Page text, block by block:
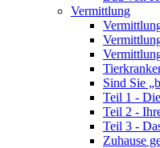
Vermittlung
Sind Sie
Teil 1 -
Teil 2 -
Teil 3 -
Zuhause